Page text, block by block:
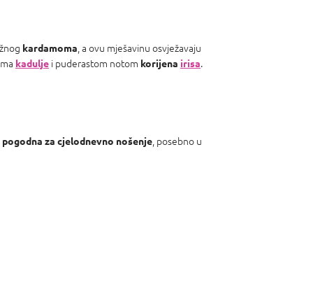
kardamoma , a ovu mješavinu osvježavaju
kadulje i puderastom notom korijena irisa.
pogodna za cjelodnevno nošenje , posebno u